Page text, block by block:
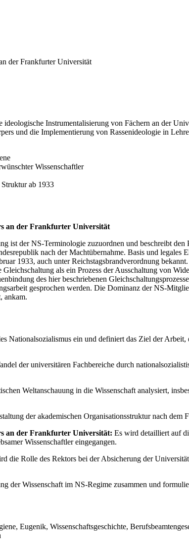
der Frankfurter Universität
Instrumentalisierung von Fächern an der
und die Implementierung von Rassenideologie in
Wissenschaftler
ab 1933
an der Frankfurter Universität
ist der NS-Terminologie zuzuordnen und beschreibt
nach der Machtübernahme. Basis und
1933, auch unter Reichstagsbrandverordnung
als ein Prozess der Ausschaltung von
des hier beschriebenen
gesprochen werden. Die Dominanz der NS-
ankam.
Nationalsozialismus ein und definiert das Ziel der
der universitären Fachbereiche durch
Weltanschauung in die Wissenschaft analysiert,
der akademischen Organisationsstruktur nach
an der Frankfurter Universität: Es wird detailliert auf
Wissenschaftler eingegangen.
die Rolle des Rektors bei der Absicherung der
der Wissenschaft im NS-Regime zusammen und
Eugenik, Wissenschaftsgeschichte,